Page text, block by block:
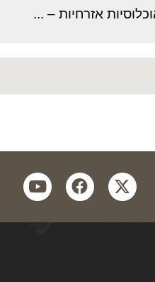
אזרחיות – ...
twitter
facebook
youtube